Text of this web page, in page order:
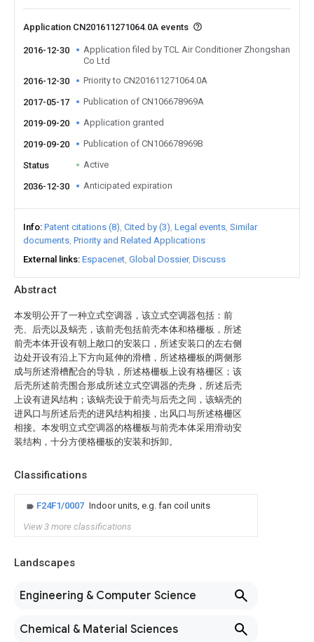
Abstract
本发明公开了一种立式空调器，该立式空调器包括：前
壳、后壳以及蜗壳，该前壳包括前壳本体和格栅板，所述
前壳本体开设有朝上敞口的安装口，所述安装口的左右侧
边处开设有沿上下方向延伸的滑槽，所述格栅板的两侧形
成与所述滑槽配合的导轨，所述格栅板上设有格栅区；该
后壳所述前壳围合形成所述立式空调器的壳身，所述后壳
上设有进风结构；该蜗壳设于前壳与后壳之间，该蜗壳的
进风口与所述后壳的进风结构相接，出风口与所述格栅区
相接。本发明立式空调器的格栅板与前壳本体采用滑动安
装结构，十分方便格栅板的安装和拆卸。
Classifications
F24F1/0007 Indoor units, e.g. fan coil units
View 3 more classifications
Landscapes
Engineering & Computer Science
Chemical & Material Sciences
Application CN201611271064.0A events
2016-12-30
Application filed by TCL Air Conditioner Zhongshan
Co Ltd
2016-12-30
Priority to CN201611271064.0A
2017-05-17 Publication of CN106678969A
2019-09-20 Application granted
2019-09-20 Publication of CN106678969B
Status Active
2036-12-30 Anticipated expiration
Info Patent citations (8) Cited by (3) Legal events Similar
documents Priority and Related Applications
External links Espacenet Global Dossier Discuss